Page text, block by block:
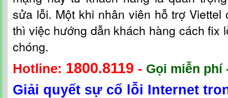
sửa lỗi. Một khi nhân viên hỗ trợViettel
thì việc hướng dẫn khách hàng cách fix
chóng.
Hotline: 1800.8119 - Gọi miễn phí
Giải quyết sự cố lỗi Internet